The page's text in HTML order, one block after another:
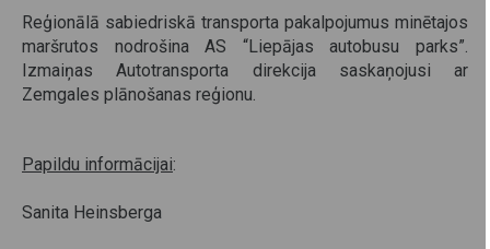
Reģionālā sabiedriskā transporta pakalpojumus minētajos
maršrutos nodrošina AS “Liepājas autobusu parks”.
Izmaiņas Autotransporta direkcija saskaņojusi ar
Zemgales plānošanas reģionu.
Papildu informācijai:
Sanita Heinsberga